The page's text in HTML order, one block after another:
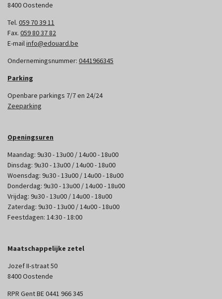
8400 Oostende
Tel. 059 70 39 11
Fax. 059 80 37 82
E-mailinfo@edouard.be
Ondernemingsnummer: 0441966345
Parking
Openbare parkings 7/7 en 24/24
Zeeparking
Openingsuren
Maandag: 9u30 - 13u00 / 14u00 - 18u00
Dinsdag: 9u30 - 13u00 / 14u00 - 18u00
Woensdag: 9u30 - 13u00 / 14u00 - 18u00
Donderdag: 9u30 - 13u00 / 14u00 - 18u00
Vrijdag: 9u30 - 13u00 / 14u00 - 18u00
Zaterdag: 9u30 - 13u00 / 14u00 - 18u00
Feestdagen: 14:30 - 18:00
Maatschappelijke zetel
Jozef II-straat 50
8400 Oostende
RPR Gent BE 0441 966 345